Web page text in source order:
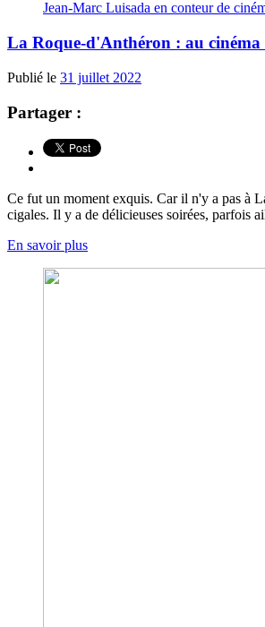
Jean-Marc Luisada en conteur de
La Roque-d'Anthéron : au cinéma
Publié le 31 juillet 2022
Partager :
Ce fut un moment exquis. Car il n'y a pas à
cigales. Il y a de délicieuses soirées, parfois
En savoir plus